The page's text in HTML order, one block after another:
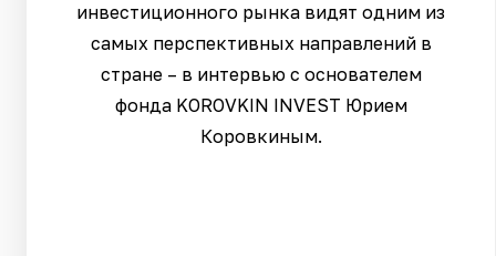
инвестиционного рынка видят одним из
самых перспективных направлений в
стране – в интервью с основателем
фонда KOROVKIN INVEST Юрием
Коровкиным.